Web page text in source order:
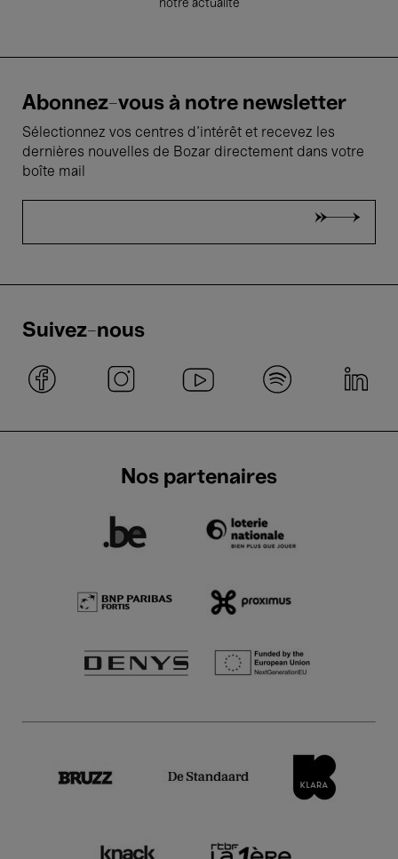
notre actualité
Abonnez-vous à notre newsletter
Sélectionnez vos centres d'intérêt et recevez les
dernières nouvelles de Bozar directement dans votre
boîte mail
Suivez-nous
Nos partenaires